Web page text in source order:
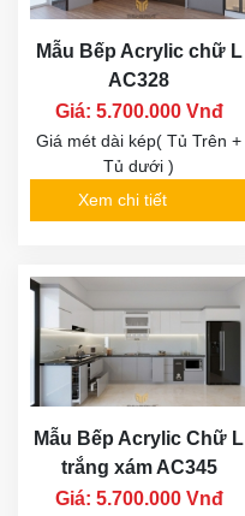
Mẫu Bếp Acrylic chữ L
AC328
Giá: 5.700.000 Vnđ
Giá mét dài kép( Tủ Trên +
Tủ dưới )
Xem chi tiết
Mẫu Bếp Acrylic Chữ L
trắng xám AC345
Giá: 5.700.000 Vnđ